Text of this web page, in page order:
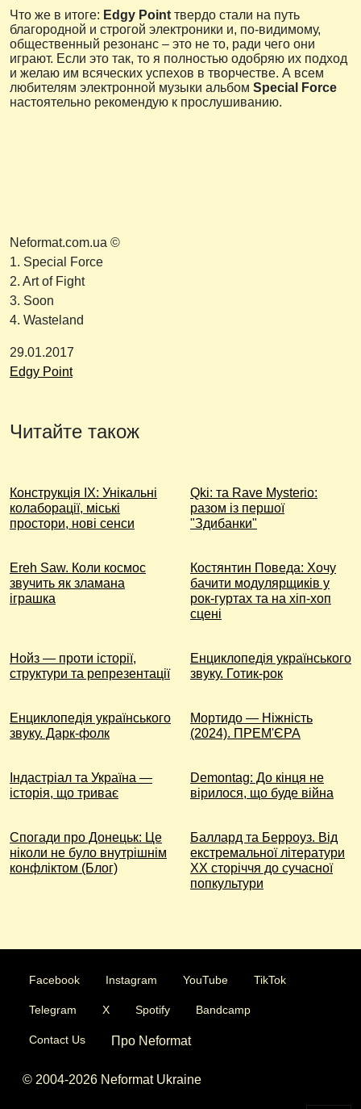
Что же в итоге: Edgy Point твердо стали на путь
благородной и строгой электроники и, по-видимому,
общественный резонанс – это не то, ради чего они
играют. Если это так, то я полностью одобряю их подход
и желаю им всяческих успехов в творчестве. А всем
любителям электронной музыки альбом Special Force
настоятельно рекомендую к прослушиванию.
Neformat.com.ua ©
1. Special Force
2. Art of Fight
3. Soon
4. Wasteland
29.01.2017
Edgy Point
Читайте також
Конструкція ІХ: Унікальні
колаборації, міські
простори, нові сенси
Qki: та Rave Mysterio:
разом із першої
"Здибанки"
Ereh Saw. Коли космос
звучить як зламана
іграшка
Костянтин Поведа: Хочу
бачити модулярщиків у
рок-гуртах та на хіп-хоп
сцені
Нойз — проти історії,
структури та репрезентації
Енциклопедія українського
звуку. Готик-рок
Енциклопедія українського
звуку. Дарк-фолк
Мортидо — Ніжність
(2024). ПРЕМ'ЄРА
Індастріал та Україна —
історія, що триває
Demontag: До кінця не
вірилося, що буде війна
Спогади про Донецьк: Це
ніколи не було внутрішнім
конфліктом (Блог)
Баллард та Берроуз. Від
екстремальної літератури
ХХ сторіччя до сучасної
попкультури
Facebook Instagram YouTube TikTok
Telegram X Spotify Bandcamp
Contact Us Про Neformat
© 2004-2026 Neformat Ukraine